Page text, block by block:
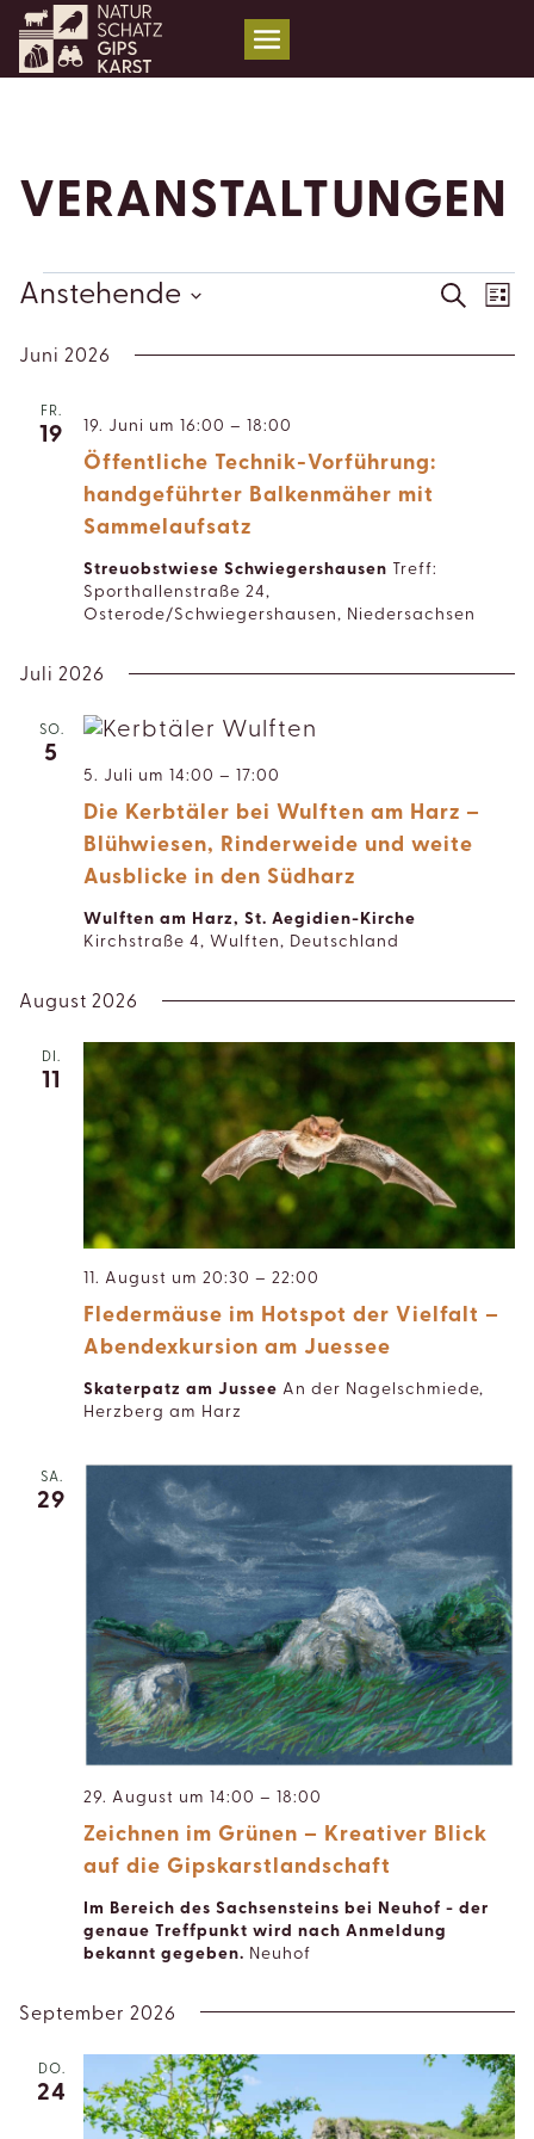
Zum
Inhalt
springen
VERANSTALTUNGEN
VERANSTALTUNGEN
Suche
Liste
Anstehende
wählen.
Juni 2026
FR.
19
Öffentliche Technik-Vorführung:
handgeführter Balkenmäher mit
Sammelaufsatz
19. Juni um 16:00 – 18:00
Streuobstwiese Schwiegershausen Treff:
Sporthallenstraße 24,
Osterode/Schwiegershausen, Niedersachsen
Juli 2026
SO.
5
Die Kerbtäler bei Wulften am Harz –
Blühwiesen, Rinderweide und weite
Ausblicke in den Südharz
5. Juli um 14:00 – 17:00
Wulften am Harz, St. Aegidien-Kirche
Kirchstraße 4, Wulften, Deutschland
August 2026
DI.
11
Fledermäuse im Hotspot der Vielfalt –
Abendexkursion am Juessee
11. August um 20:30 – 22:00
Skaterpatz am Jussee An der Nagelschmiede,
Herzberg am Harz
SA.
29
Zeichnen im Grünen – Kreativer Blick
auf die Gipskarstlandschaft
29. August um 14:00 – 18:00
Im Bereich des Sachsensteins bei Neuhof - der
genaue Treffpunkt wird nach Anmeldung
bekannt gegeben. Neuhof
September 2026
DO.
24